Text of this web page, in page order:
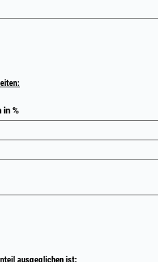
in %
ausgeglichen ist: